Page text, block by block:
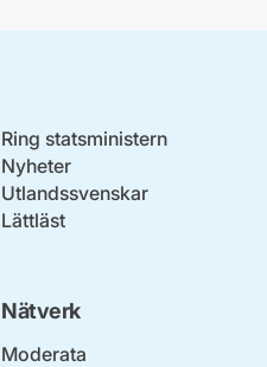
Ring statsministern
Nyheter
Utlandssvenskar
Lättläst
Nätverk
Moderata